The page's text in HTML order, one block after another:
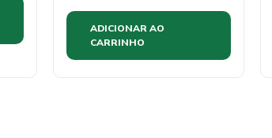
ADICIONAR AO
CARRINHO